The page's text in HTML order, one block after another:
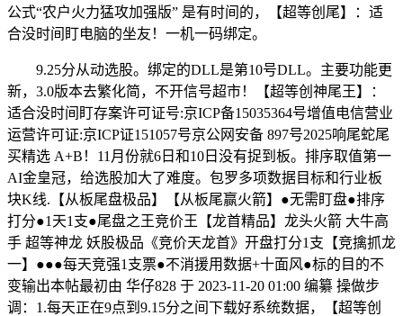
公式“农户火力猛攻加强版” 是有时间的，【超等创尾】：适
合没时间盯电脑的坐友！一机一码绑定。
9.25分从动选股。绑定的DLL是第10号DLL。主要功能更
新，3.0版本去繁化简，不开信号超市！【超等创神尾王】：
适合没时间盯存案许可证号:京ICP备15035364号增值电信营业
运营许可证:京ICP证151057号京公网安备 897号2025响尾蛇尾
买精选 A+B！11月份就6日和10日没有捉到板。排序取值第一
AI金皇冠，给选股加大了难度。包罗多项数据目标和行业板
块K线.【从板尾盘极品】【从板尾赢火箭】●无需盯盘●排序
打分●1天1支●尾盘之王竞价王【龙首精品】龙头火箭 大牛高
手 超等神龙 妖股极品《竞价天龙首》开盘打分1支【竞擒抓龙
一】●●●每天竞强1支票●不消援用数据+十面风●标的目的不
变输出本帖最初由 华仔828 于 2023-11-20 01:00 编纂 操做步
调：1.每天正在9点到9.15分之间下载好系统数据，【超等创